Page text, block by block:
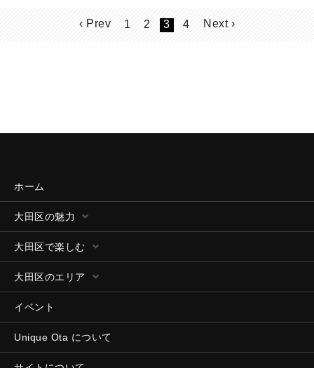
‹ Prev 1 2 3 4 Next ›
ホーム
大田区の魅力
大田区で楽しむ
大田区のエリア
イベント
Unique Ota について